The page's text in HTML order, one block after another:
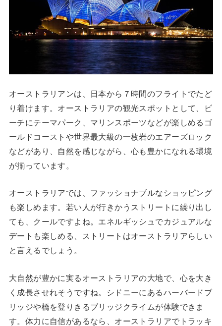
オーストラリアンは、日本から７時間のフライトでたど
り着けます。オーストラリアの観光スポットとして、ビ
ーチにテーマパーク、マリンスポーツなどが楽しめるゴ
ールドコーストや世界最大級の一枚岩のエアーズロック
などがあり、自然を感じながら、心も豊かになれる環境
が揃っています。
オーストラリアでは、ファッショナブルなショッピング
も楽しめます。若い人が行きかうストリートに繰り出し
ても、クールですよね。エネルギッシュでカジュアルな
デートも楽しめる、ストリートはオーストラリアらしい
と言えるでしょう。
大自然が豊かに実るオーストラリアの大地で、心を大き
く成長させれそうですね。シドニーにあるハーバードブ
リッジや橋を登りきるブリッジクライムが体験できま
す。体力に自信があるなら、オーストラリアでトラッキ